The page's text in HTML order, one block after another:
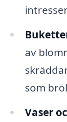
av
som
Vaser